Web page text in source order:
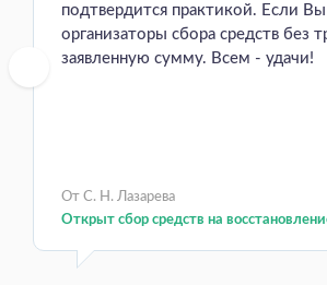
подтвердится практикой. Если
организаторы сбора средств без
заявленную сумму. Всем - удачи!
От С. Н. Лазарева
Открыт сбор средств на